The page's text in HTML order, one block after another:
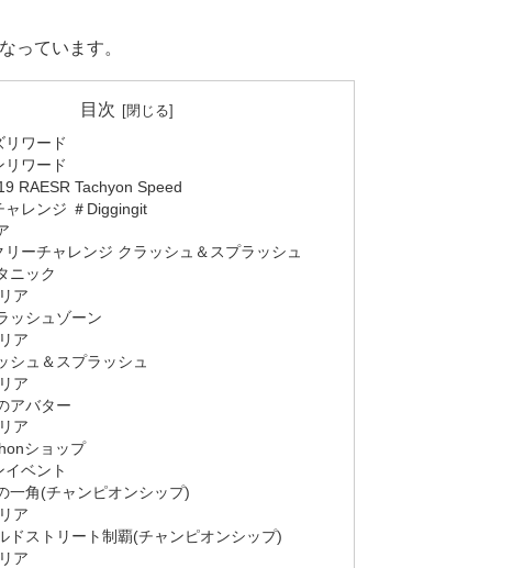
っています。
目次
リワード
リワード
RAESR Tachyon Speed
ャレンジ ＃Diggingit
リーチャレンジ クラッシュ＆スプラッシュ
ニック
ア
ッシュゾーン
ア
シュ＆スプラッシュ
ア
アバター
ア
ショップ
イベント
一角(チャンピオンシップ)
ア
ドストリート制覇(チャンピオンシップ)
ア